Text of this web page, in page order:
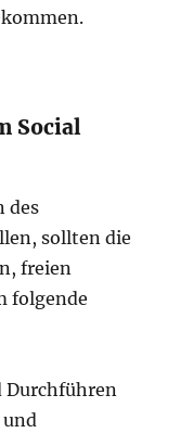
Social
des
sollten die
freien
folgende
Durchführen
und